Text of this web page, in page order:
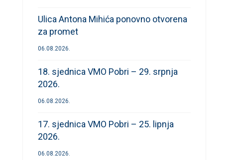
Ulica Antona Mihića ponovno otvorena
za promet
06.08.2026.
18. sjednica VMO Pobri – 29. srpnja
2026.
06.08.2026.
17. sjednica VMO Pobri – 25. lipnja
2026.
06.08.2026.